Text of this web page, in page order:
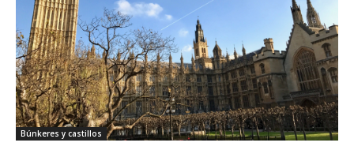
Búnkeres y castillos